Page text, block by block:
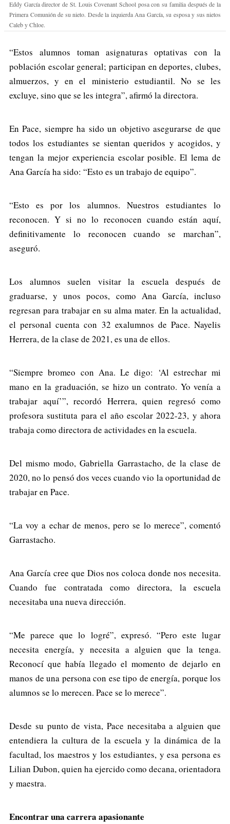
Eddy García director de St. Louis Covenant School posa con su familia después de la
Primera Comunión de su nieto. Desde la izquierda Ana García, su esposa y sus nietos
Caleb y Chloe.
“Estos alumnos toman asignaturas optativas con la
población escolar general; participan en deportes, clubes,
almuerzos, y en el ministerio estudiantil. No se les
excluye, sino que se les integra”, afirmó la directora.
En Pace, siempre ha sido un objetivo asegurarse de que
todos los estudiantes se sientan queridos y acogidos, y
tengan la mejor experiencia escolar posible. El lema de
Ana García ha sido: “Esto es un trabajo de equipo”.
“Esto es por los alumnos. Nuestros estudiantes lo
reconocen. Y si no lo reconocen cuando están aquí,
definitivamente lo reconocen cuando se marchan”,
aseguró.
Los alumnos suelen visitar la escuela después de
graduarse, y unos pocos, como Ana García, incluso
regresan para trabajar en su alma mater. En la actualidad,
el personal cuenta con 32 exalumnos de Pace. Nayelis
Herrera, de la clase de 2021, es una de ellos.
“Siempre bromeo con Ana. Le digo: ‘Al estrechar mi
mano en la graduación, se hizo un contrato. Yo venía a
trabajar aquí’”, recordó Herrera, quien regresó como
profesora sustituta para el año escolar 2022-23, y ahora
trabaja como directora de actividades en la escuela.
Del mismo modo, Gabriella Garrastacho, de la clase de
2020, no lo pensó dos veces cuando vio la oportunidad de
trabajar en Pace.
“La voy a echar de menos, pero se lo merece”, comentó
Garrastacho.
Ana García cree que Dios nos coloca donde nos necesita.
Cuando fue contratada como directora, la escuela
necesitaba una nueva dirección.
“Me parece que lo logré”, expresó. “Pero este lugar
necesita energía, y necesita a alguien que la tenga.
Reconocí que había llegado el momento de dejarlo en
manos de una persona con ese tipo de energía, porque los
alumnos se lo merecen. Pace se lo merece”.
Desde su punto de vista, Pace necesitaba a alguien que
entendiera la cultura de la escuela y la dinámica de la
facultad, los maestros y los estudiantes, y esa persona es
Lilian Dubon, quien ha ejercido como decana, orientadora
y maestra.
Encontrar una carrera apasionante